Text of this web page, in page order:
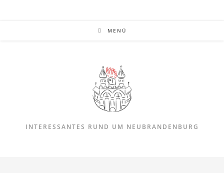
MENÜ
INTERESSANTES RUND UM NEUBRANDENBURG